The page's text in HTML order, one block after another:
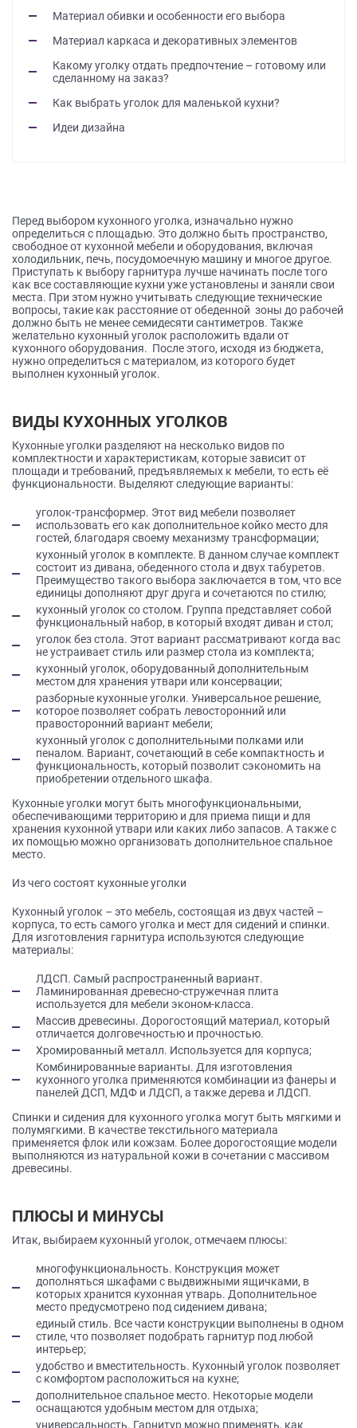
Материал обивки и особенности его выбора
Материал каркаса и декоративных элементов
Какому уголку отдать предпочтение – готовому или
сделанному на заказ?
Как выбрать уголок для маленькой кухни?
Идеи дизайна
Перед выбором кухонного уголка, изначально нужно
определиться с площадью. Это должно быть пространство,
свободное от кухонной мебели и оборудования, включая
холодильник, печь, посудомоечную машину и многое другое.
Приступать к выбору гарнитура лучше начинать после того
как все составляющие кухни уже установлены и заняли свои
места. При этом нужно учитывать следующие технические
вопросы, такие как расстояние от обеденной зоны до рабочей
должно быть не менее семидесяти сантиметров. Также
желательно кухонный уголок расположить вдали от
кухонного оборудования. После этого, исходя из бюджета,
нужно определиться с материалом, из которого будет
выполнен кухонный уголок.
ВИДЫ КУХОННЫХ УГОЛКОВ
Кухонные уголки разделяют на несколько видов по
комплектности и характеристикам, которые зависит от
площади и требований, предъявляемых к мебели, то есть её
функциональности. Выделяют следующие варианты:
уголок-трансформер. Этот вид мебели позволяет
использовать его как дополнительное койко место для
гостей, благодаря своему механизму трансформации;
кухонный уголок в комплекте. В данном случае комплект
состоит из дивана, обеденного стола и двух табуретов.
Преимущество такого выбора заключается в том, что все
единицы дополняют друг друга и сочетаются по стилю;
кухонный уголок со столом. Группа представляет собой
функциональный набор, в который входят диван и стол;
уголок без стола. Этот вариант рассматривают когда вас
не устраивает стиль или размер стола из комплекта;
кухонный уголок, оборудованный дополнительным
местом для хранения утвари или консервации;
разборные кухонные уголки. Универсальное решение,
которое позволяет собрать левосторонний или
правосторонний вариант мебели;
кухонный уголок с дополнительными полками или
пеналом. Вариант, сочетающий в себе компактность и
функциональность, который позволит сэкономить на
приобретении отдельного шкафа.
Кухонные уголки могут быть многофункциональными,
обеспечивающими территорию и для приема пищи и для
хранения кухонной утвари или каких либо запасов. А также с
их помощью можно организовать дополнительное спальное
место.
Из чего состоят кухонные уголки
Кухонный уголок – это мебель, состоящая из двух частей –
корпуса, то есть самого уголка и мест для сидений и спинки.
Для изготовления гарнитура используются следующие
материалы:
ЛДСП. Самый распространенный вариант.
Ламинированная древесно-стружечная плита
используется для мебели эконом-класса.
Массив древесины. Дорогостоящий материал, который
отличается долговечностью и прочностью.
Хромированный металл. Используется для корпуса;
Комбинированные варианты. Для изготовления
кухонного уголка применяются комбинации из фанеры и
панелей ДСП, МДФ и ЛДСП, а также дерева и ЛДСП.
Спинки и сидения для кухонного уголка могут быть мягкими и
полумягкими. В качестве текстильного материала
применяется флок или кожзам. Более дорогостоящие модели
выполняются из натуральной кожи в сочетании с массивом
древесины.
ПЛЮСЫ И МИНУСЫ
Итак, выбираем кухонный уголок, отмечаем плюсы:
многофункциональность. Конструкция может
дополняться шкафами с выдвижными ящичками, в
которых хранится кухонная утварь. Дополнительное
место предусмотрено под сидением дивана;
единый стиль. Все части конструкции выполнены в одном
стиле, что позволяет подобрать гарнитур под любой
интерьер;
удобство и вместительность. Кухонный уголок позволяет
с комфортом расположиться на кухне;
дополнительное спальное место. Некоторые модели
оснащаются удобным местом для отдыха;
универсальность. Гарнитур можно применять, как
персональных
порядке
условиях
Политики
обработки
персональных
данных.